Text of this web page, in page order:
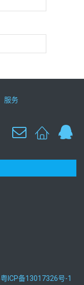
服务
粤ICP备13017326号-1